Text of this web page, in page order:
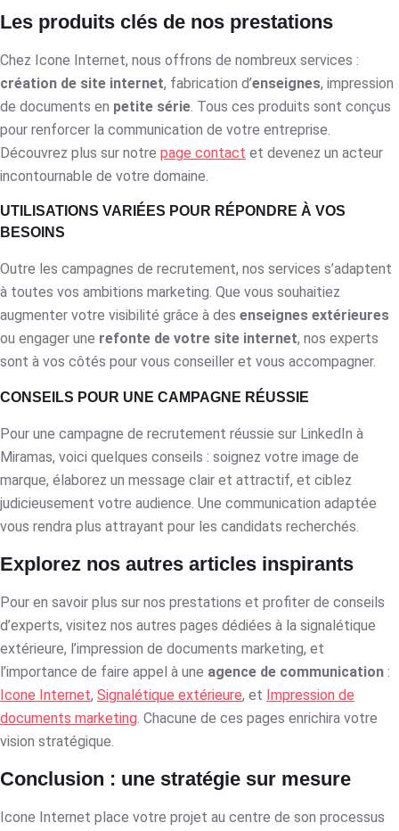
Les produits clés de nos prestations
Chez Icone Internet, nous offrons de nombreux services :
création de site internet, fabrication d’enseignes, impression
de documents en petite série . Tous ces produits sont conçus
pour renforcer la communication de votre entreprise.
Découvrez plus sur notre page contact et devenez un acteur
incontournable de votre domaine.
UTILISATIONS VARIÉES POUR RÉPONDRE À VOS
BESOINS
Outre les campagnes de recrutement, nos services s’adaptent
à toutes vos ambitions marketing. Que vous souhaitiez
augmenter votre visibilité grâce à des enseignes extérieures
ou engager une refonte de votre site internet, nos experts
sont à vos côtés pour vous conseiller et vous accompagner.
CONSEILS POUR UNE CAMPAGNE RÉUSSIE
Pour une campagne de recrutement réussie sur LinkedIn à
Miramas, voici quelques conseils : soignez votre image de
marque, élaborez un message clair et attractif, et ciblez
judicieusement votre audience. Une communication adaptée
vous rendra plus attrayant pour les candidats recherchés.
Explorez nos autres articles inspirants
Pour en savoir plus sur nos prestations et profiter de conseils
d’experts, visitez nos autres pages dédiées à la signalétique
extérieure, l’impression de documents marketing, et
l’importance de faire appel à une agence de communication :
Icone Internet, Signalétique extérieure, et Impression de
documents marketing. Chacune de ces pages enrichira votre
vision stratégique.
Conclusion : une stratégie sur mesure
Icone Internet place votre projet au centre de son processus